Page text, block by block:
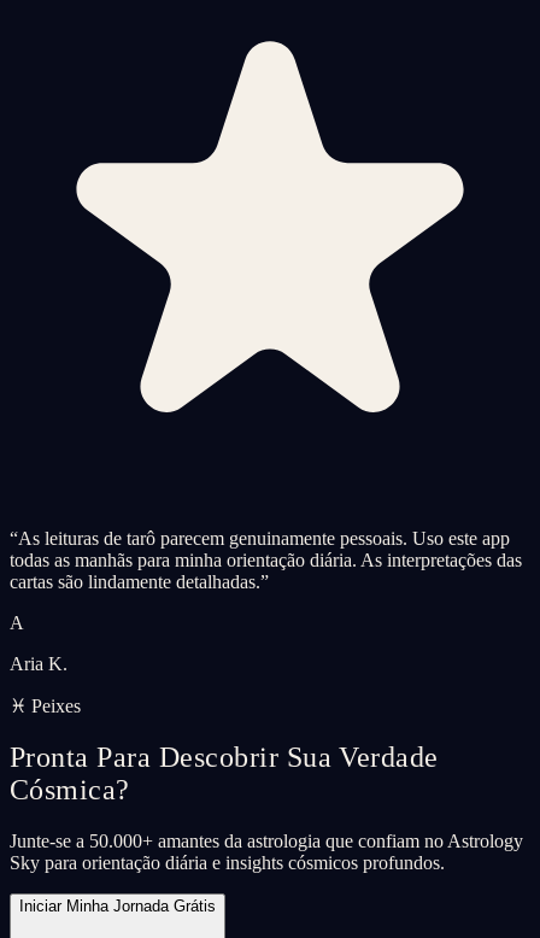
“As leituras de tarô parecem genuinamente pessoais. Uso este app
todas as manhãs para minha orientação diária. As interpretações das
cartas são lindamente detalhadas.”
A
Aria K.
♓ Peixes
Pronta Para Descobrir Sua Verdade
Cósmica?
Junte-se a 50.000+ amantes da astrologia que confiam no Astrology
Sky para orientação diária e insights cósmicos profundos.
Iniciar Minha Jornada Grátis